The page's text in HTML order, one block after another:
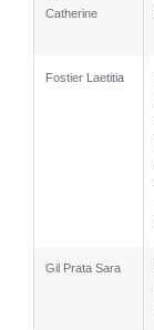
Catherine
Fostier Laetitia
Gil Prata Sara